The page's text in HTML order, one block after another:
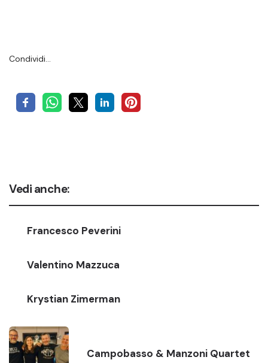
Condividi…
Vedi anche:
Francesco Peverini
Valentino Mazzuca
Krystian Zimerman
Campobasso & Manzoni Quartet